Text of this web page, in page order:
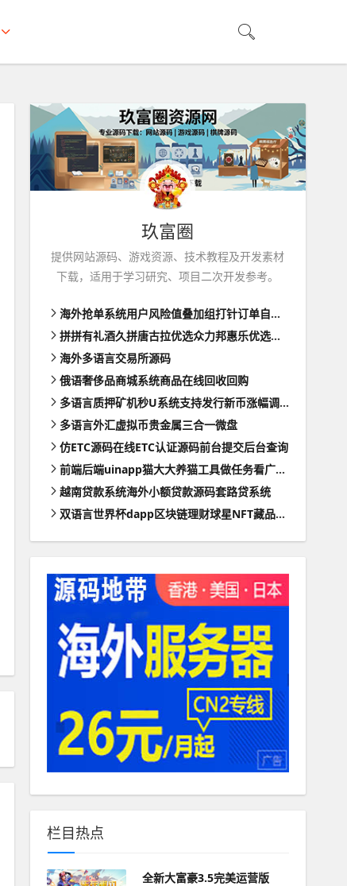
玖富圈
提供网站源码、游戏资源、技术教程及开发素材
下载，适用于学习研究、项目二次开发参考。
海外抢单系统用户风险值叠加组打针订单自动匹配系统
拼拼有礼酒久拼唐古拉优选众力邦惠乐优选养猪拼购拼团返利系统
海外多语言交易所源码
俄语奢侈品商城系统商品在线回收回购
多语言质押矿机秒U系统支持发行新币涨幅调控+代理后台
多语言外汇虚拟币贵金属三合一微盘
仿ETC源码在线ETC认证源码前台提交后台查询
前端后端uinapp猫大大养猫工具做任务看广告邀好友即可获得收益猫力合成游戏
越南贷款系统海外小额贷款源码套路贷系统
双语言世界杯dapp区块链理财球星NFT藏品投资带uinapp源码
栏目热点
全新大富豪3.5完美运营版